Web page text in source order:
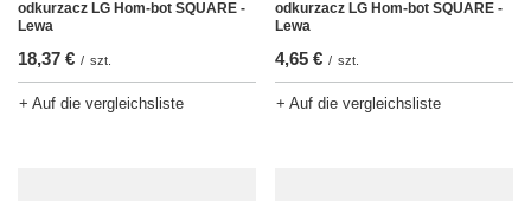
odkurzacz LG Hom-bot SQUARE -
Lewa
18,37 € / szt.
+ Auf die vergleichsliste
odkurzacz LG Hom-bot SQUARE -
Lewa
4,65 € / szt.
+ Auf die vergleichsliste